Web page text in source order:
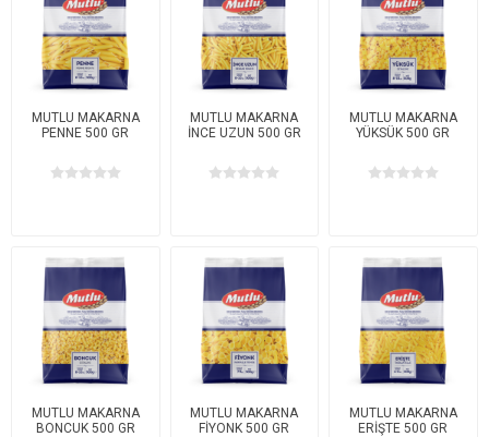
MUTLU MAKARNA
PENNE 500 GR
MUTLU MAKARNA
İNCE UZUN 500 GR
MUTLU MAKARNA
YÜKSÜK 500 GR
MUTLU MAKARNA
BONCUK 500 GR
MUTLU MAKARNA
FİYONK 500 GR
MUTLU MAKARNA
ERİŞTE 500 GR